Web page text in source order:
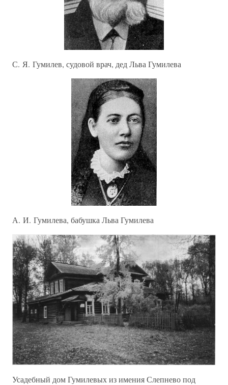
С. Я. Гумилев, судовой врач, дед Льва Гумилева
А. И. Гумилева, бабушка Льва Гумилева
Усадебный дом Гумилевых из имения Слепнево под